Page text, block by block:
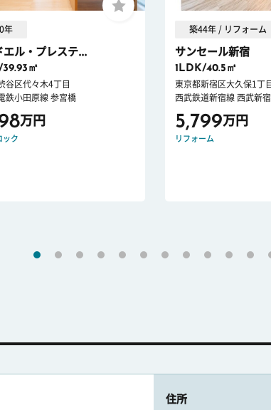
年
エル・プレステ...
㎡
谷区代々木4丁目
鉄小田原線 参宮橋
万円
ック
築44年 / リフォーム
サンセール新宿
1LDK/40.5㎡
東京都新宿区大久保1丁目
西武鉄道新宿線 西武新宿
5,799万円
リフォーム
住所